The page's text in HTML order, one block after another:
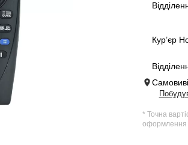
Кур’єр
* Точна
оформлення